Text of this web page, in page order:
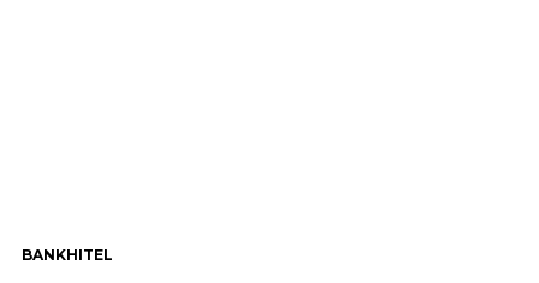
BANKHITEL